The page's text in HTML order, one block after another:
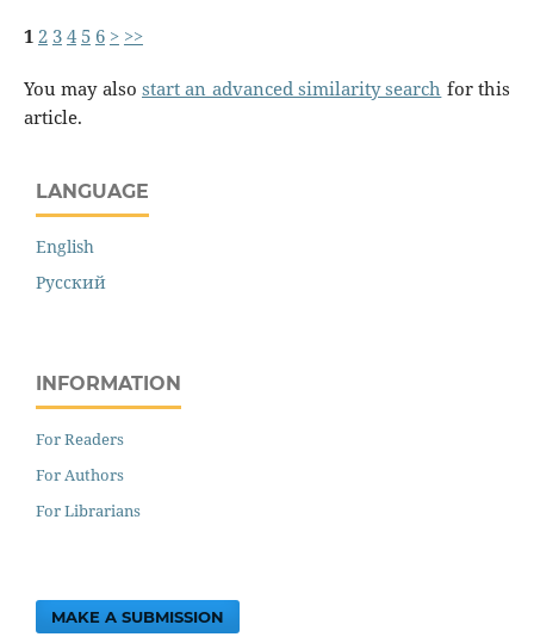
12 34 5 6 > >>
You may also start an advanced similarity search for this
article.
LANGUAGE
English
Русский
INFORMATION
For Readers
For Authors
For Librarians
MAKE A SUBMISSION